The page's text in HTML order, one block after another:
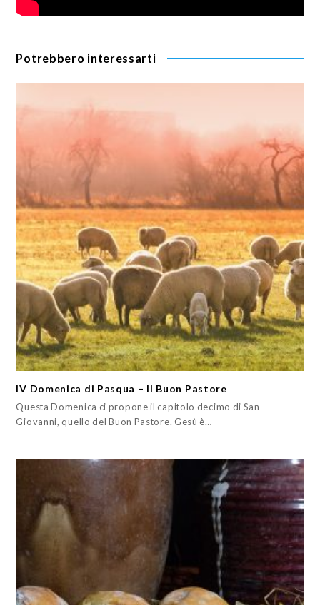
Potrebbero interessarti
IV Domenica di Pasqua – Il Buon Pastore
Questa Domenica ci propone il capitolo decimo di San
Giovanni, quello del Buon Pastore. Gesù è…